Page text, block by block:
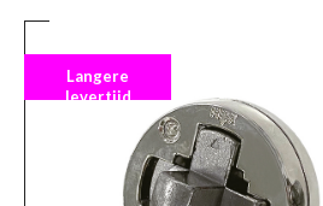
Langere
levertijd